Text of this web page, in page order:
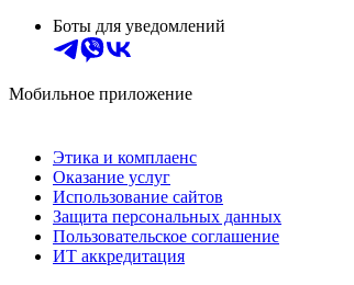
Боты для уведомлений
Мобильное приложение
Этика и комплаенс
Оказание услуг
Использование сайтов
Защита персональных данных
Пользовательское соглашение
ИТ аккредитация